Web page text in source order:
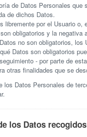
de Datos Personales
de dichos Datos.
libremente por el Usuario
obligatorios y la
no son obligatorios,
Datos son obligatorios
- por parte de
otras finalidades que se
los Datos Personales de
los Datos recogidos